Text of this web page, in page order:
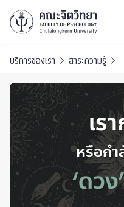
บริการของเรา สาระความรู้